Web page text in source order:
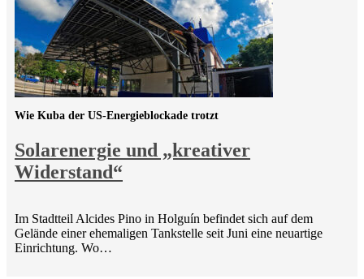
Solarenergie und „kreativer
Widerstand“
Wie Kuba der US-Energieblockade trotzt
Im Stadtteil Alcides Pino in Holguín befindet sich auf dem
Gelände einer ehemaligen Tankstelle seit Juni eine neuartige
Einrichtung. Wo…